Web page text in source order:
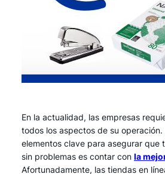
En la actualidad, las empresas
todos los aspectos de su operación.
elementos clave para asegurar que
sin problemas es contar con la
Afortunadamente, las tiendas en